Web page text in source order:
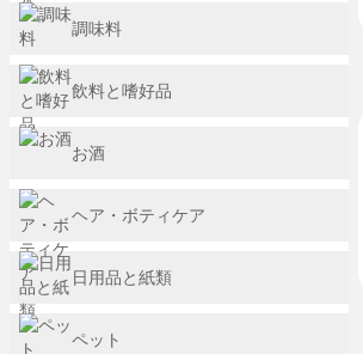
調味料
飲料と嗜好品
お酒
ヘア・ボティケア
日用品と紙類
ペット